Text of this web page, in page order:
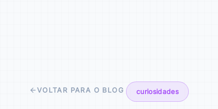
VOLTAR PARA O BLOG curiosidades